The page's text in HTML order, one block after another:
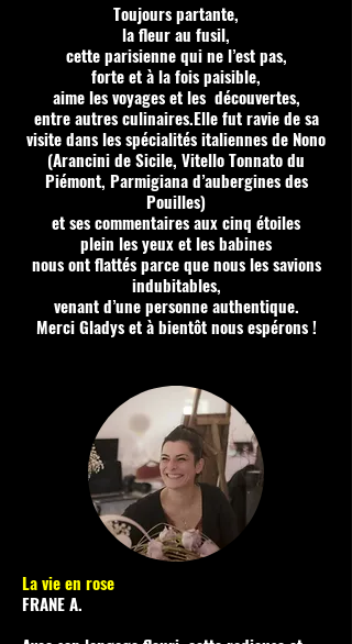
Toujours partante,
la fleur au fusil,
cette parisienne qui ne l’est pas,
forte et à la fois paisible,
aime les voyages et les découvertes,
entre autres culinaires.Elle fut ravie de sa
visite dans les spécialités italiennes de Nono
(Arancini de Sicile, Vitello Tonnato du
Piémont, Parmigiana d’aubergines des
Pouilles)
​et ses commentaires aux cinq étoiles
plein les yeux et les babines
nous ont flattés parce que nous les savions
indubitables,
venant d’une personne authentique.
Merci Gladys et à bientôt nous espérons !
La vie en rose
FRANE A.